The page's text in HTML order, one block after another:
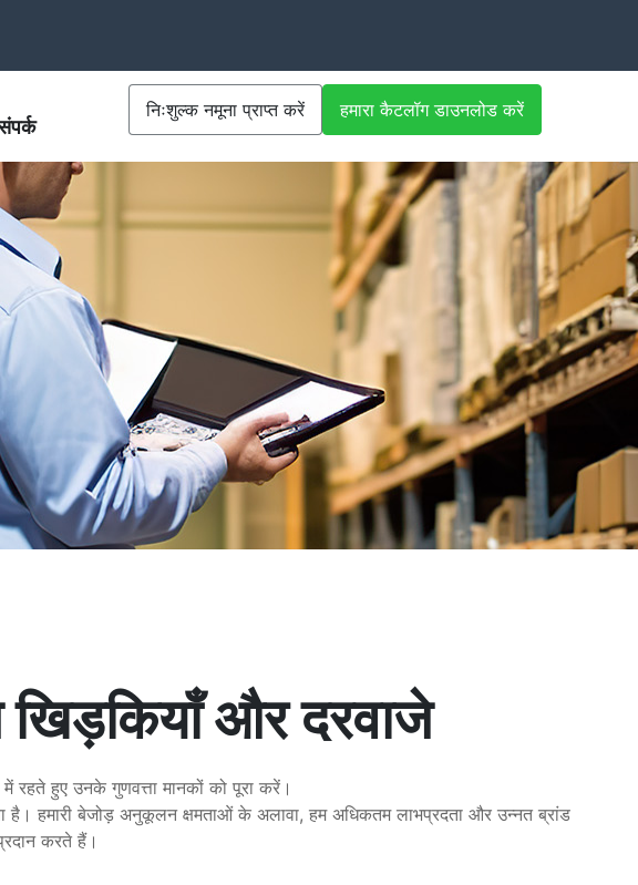
निःशुल्क नमूना प्राप्त करें हमारा कैटलॉग डाउनलोड करें
और दरवाजे
रहते हुए उनके गुणवत्ता मानकों को पूरा करें।
है। हमारी बेजोड़ अनुकूलन क्षमताओं के अलावा, हम अधिकतम लाभप्रदता और उन्नत ब्रांड
करते हैं।